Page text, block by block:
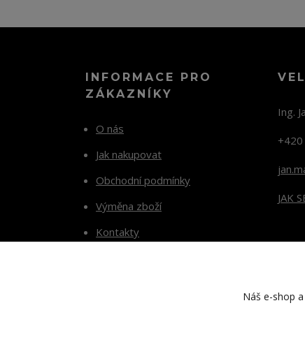
INFORMACE PRO
ZÁKAZNÍKY
O nás
Jak nakupovat
Obchodní podmínky
Výměna zboží
Kontakty
Ing.
JAK
Náš e-shop